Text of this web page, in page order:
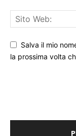
Salva il mio
la prossima volta